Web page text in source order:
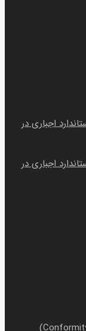
اجباری در
اجباری در